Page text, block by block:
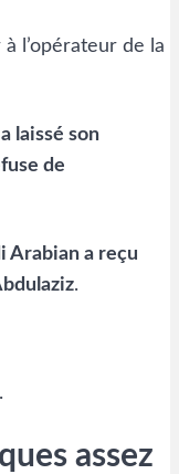
l’opérateur de la
laissé son
de
Arabian a reçu
.
assez